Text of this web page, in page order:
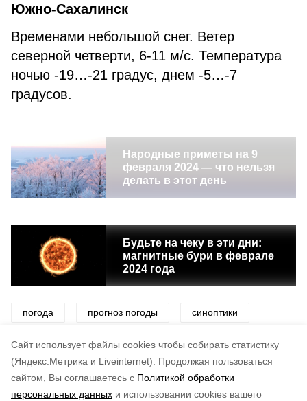
Cайт использует файлы cookies чтобы собирать статистику
(Яндекс.Метрика и Liveinternet).
Продолжая пользоваться
сайтом, Вы соглашаетесь с Политикой обработки
персональных данных и использовании cookies вашего
Южно-Сахалинск
Временами небольшой снег. Ветер
северной четверти, 6-11 м/с. Температура
ночью -19…-21 градус, днем -5…-7
градусов.
Народные приметы на 9
февраля 2024 — что нельзя
делать в этот день
Будьте на чеку в эти дни:
магнитные бури в феврале
2024 года
погода прогноз погоды синоптики
снег метель ветер